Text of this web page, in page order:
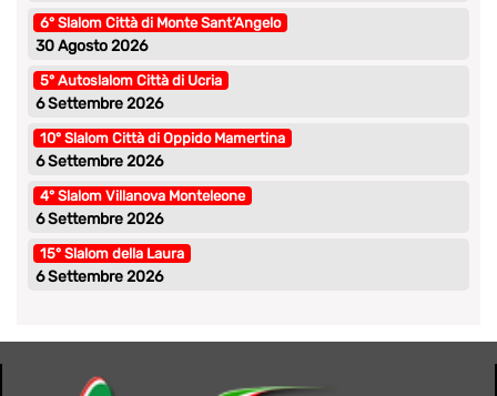
6° Slalom Città di Monte Sant’Angelo
30 Agosto 2026
5° Autoslalom Città di Ucria
6 Settembre 2026
10° Slalom Città di Oppido Mamertina
6 Settembre 2026
4° Slalom Villanova Monteleone
6 Settembre 2026
15° Slalom della Laura
6 Settembre 2026